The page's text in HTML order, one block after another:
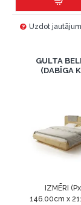
Uzdot
GULTA
(DABĪGA
IZMĒRI
146.00cm x